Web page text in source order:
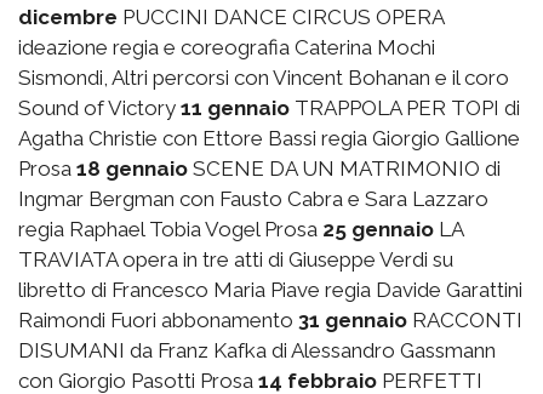
dicembre PUCCINI DANCE CIRCUS OPERA
ideazione regia e coreografia Caterina Mochi
Sismondi, Altri percorsi con Vincent Bohanan e il coro
Sound of Victory 11 gennaio TRAPPOLA PER TOPI di
Agatha Christie con Ettore Bassi regia Giorgio Gallione
Prosa 18 gennaio SCENE DA UN MATRIMONIO di
Ingmar Bergman con Fausto Cabra e Sara Lazzaro
regia Raphael Tobia Vogel Prosa 25 gennaio LA
TRAVIATA opera in tre atti di Giuseppe Verdi su
libretto di Francesco Maria Piave regia Davide Garattini
Raimondi Fuori abbonamento 31 gennaio RACCONTI
DISUMANI da Franz Kafka di Alessandro Gassmann
con Giorgio Pasotti Prosa 14 febbraio PERFETTI